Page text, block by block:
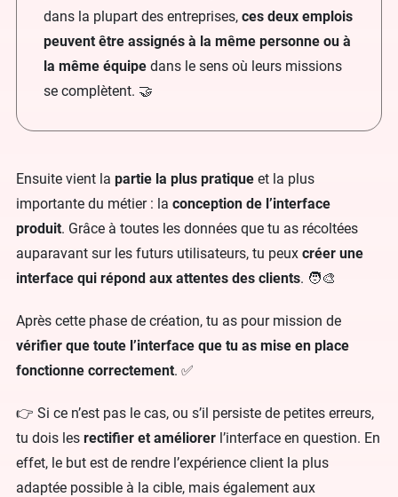
dans la plupart des entreprises, ces deux emplois
peuvent être assignés à la même personne ou à
la même équipe dans le sens où leurs missions
se complètent. 🤝
Ensuite vient la partie la plus pratique et la plus
importante du métier : la conception de l’interface
produit. Grâce à toutes les données que tu as récoltées
auparavant sur les futurs utilisateurs, tu peux créer une
interface qui répond aux attentes des clients. 🧑‍🎨
Après cette phase de création, tu as pour mission de
vérifier que toute l’interface que tu as mise en place
fonctionne correctement. ✅
👉 Si ce n’est pas le cas, ou s’il persiste de petites erreurs,
tu dois les rectifier et améliorer l’interface en question. En
effet, le but est de rendre l’expérience client la plus
adaptée possible à la cible, mais également aux